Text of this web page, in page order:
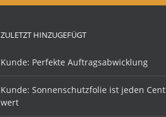
ZULETZT HINZUGEFÜGT
Kunde: Perfekte Auftragsabwicklung
Kunde: Sonnenschutzfolie ist jeden Cent
wert